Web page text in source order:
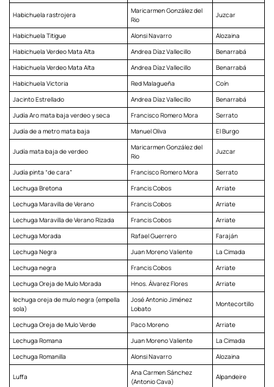
Habichuela rastrojera
Maricarmen González del
Rio
Juzcar
Habichuela Titigue Alonsi Navarro
Alozaina
Habichuela Verdeo Mata Alta
Andrea Díaz Vallecillo
Benarrabá
Habichuela Verdeo Mata Alta
Andrea Díaz Vallecillo
Benarrabá
Habichuela Victoria
Red Malagueña
Coín
Jacinto Estrellado
Andrea Díaz Vallecillo
Benarrabá
Judía Aro mata baja verdeo y seca
Francisco Romero Mora
Serrato
Judía de a metro mata baja
Manuel Oliva El Burgo
Judía mata baja de verdeo
Maricarmen González del
Rio
Juzcar
Judía pinta “de cara” Francisco Romero Mora
Serrato
Lechuga Bretona
Francis Cobos
Arriate
Lechuga Maravilla de Verano
Francis Cobos
Arriate
Lechuga Maravilla de Verano Rizada
Francis Cobos
Arriate
Lechuga Morada
Rafael Guerrero
Faraján
Lechuga Negra
Juan Moreno Valiente
La Cimada
Lechuga negra
Francis Cobos
Arriate
Lechuga Oreja de Mulo Morada
Hnos. Álvarez Flores
Arriate
lechuga oreja de mulo negra (empella
sola)
José Antonio Jiménez
Lobato
Montecortillo
Lechuga Oreja de Mulo Verde Paco Moreno
Arriate
Lechuga Romana
Juan Moreno Valiente
La Cimada
Lechuga Romanilla
Alonsi Navarro Alozaina
Luffa
Ana Carmen Sánchez
(Antonio Cava)
Alpandeire